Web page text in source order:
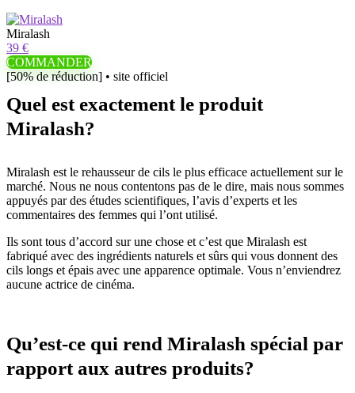
Miralash
39 €
COMMANDER
[50% de réduction] • site officiel
Quel est exactement le produit
Miralash?
Miralash est le rehausseur de cils le plus efficace actuellement sur le
marché. Nous ne nous contentons pas de le dire, mais nous sommes
appuyés par des études scientifiques, l’avis d’experts et les
commentaires des femmes qui l’ont utilisé.
Ils sont tous d’accord sur une chose et c’est que Miralash est
fabriqué avec des ingrédients naturels et sûrs qui vous donnent des
cils longs et épais avec une apparence optimale. Vous n’enviendrez
aucune actrice de cinéma.
Qu’est-ce qui rend Miralash spécial par
rapport aux autres produits?